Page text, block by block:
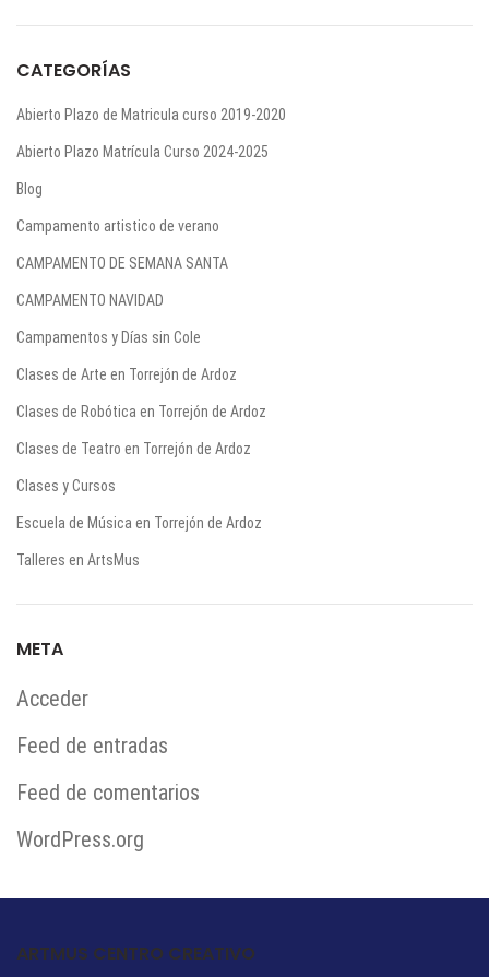
CATEGORÍAS
Abierto Plazo de Matricula curso 2019-2020
Abierto Plazo Matrícula Curso 2024-2025
Blog
Campamento artistico de verano
CAMPAMENTO DE SEMANA SANTA
CAMPAMENTO NAVIDAD
Campamentos y Días sin Cole
Clases de Arte en Torrejón de Ardoz
Clases de Robótica en Torrejón de Ardoz
Clases de Teatro en Torrejón de Ardoz
Clases y Cursos
Escuela de Música en Torrejón de Ardoz
Talleres en ArtsMus
META
Acceder
Feed de entradas
Feed de comentarios
WordPress.org
ARTMUS CENTRO CREATIVO